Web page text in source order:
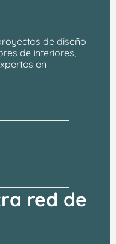
de diseño
de interiores,
en
red de